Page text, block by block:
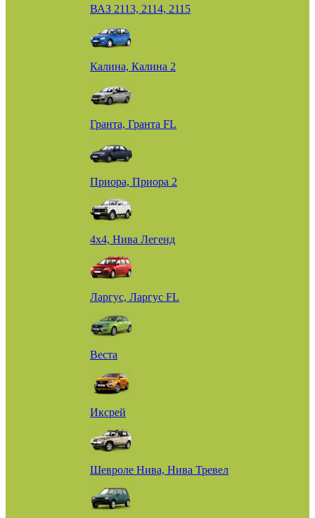
ВАЗ 2113, 2114, 2115
Калина, Калина 2
Гранта, Гранта FL
Приора, Приора 2
4х4, Нива Легенд
Ларгус, Ларгус FL
Веста
Иксрей
Шевроле Нива, Нива Тревел